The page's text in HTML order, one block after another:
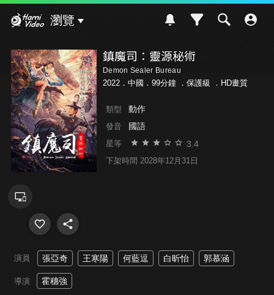
瀏覽
鎮魔司：靈源秘術
Demon Sealer Bureau
2022．中國．99分鐘 ． 保護級 ．HD畫質
類型 動作
發音 國語
星等 3.4
下架時間 2028年12月31日
演員 張亞奇 王寒陽 何藍逗 白昕怡 郭慕涵
導演 霍穗強